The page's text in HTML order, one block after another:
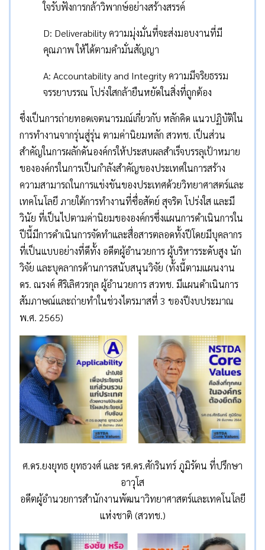
ใจรับฟังการกล้าวิพากษ์อย่างสร้างสรรค์
D: Deliverability ความมุ่งมั่นที่จะส่งมอบงานที่มี
คุณภาพ ให้ได้ตามคำมั่นสัญญา
A: Accountability and Integrity ความมีจริยธรรม
จรรยาบรรณ โปร่งใสกล้ายืนหยัดในสิ่งที่ถูกต้อง
ซึ่งเป็นการถ่ายทอดเจตนารมณ์เกี่ยวกับ หลักคิด แนวปฏิบัติใน
การทำงานจากรุ่นสู่รุ่น ตามค่านิยมหลัก สวทช. เป็นส่วน
สำคัญในการผลักดันองค์กรให้ประสบผลสำเร็จบรรลุเป้าหมาย
ขององค์กรในการเป็นกำลังสำคัญของประเทศในการสร้าง
ความสามารถในการแข่งขันของประเทศด้วยวิทยาศาสตร์และ
เทคโนโลยี ภายใต้การทำงานที่ซื่อสัตย์ สุจริต โปร่งใส และมี
วินัย ที่เป็นไปตามค่านิยมขององค์กรซึ่งแผนการดำเนินการใน
ปีนี้มีการดำเนินการจัดทำและสื่อสารตลอดทั้งปีโดยมีบุคลากร
ที่เป็นแบบอย่างที่ดีทั้ง อดีตผู้อำนวยการ ผู้บริหารระดับสูง นัก
วิจัย และบุคลากรด้านการสนับสนุนวิจัย (ทั้งนี้ตามแผนงาน
ดร. ณรงค์ ศิริเลิศวรกุล ผู้อำนวยการ สวทช. มีแผนดำเนินการ
สัมภาษณ์และถ่ายทำในช่วงไตรมาสที่ 3 ของปีงบประมาณ
พ.ศ. 2565)
ศ.ดร.ยงยุทธ ยุทธวงศ์ และ รศ.ดร.ศักรินทร์ ภูมิรัตน ที่ปรึกษา
อาวุโส
อดีตผู้อำนวยการสำนักงานพัฒนาวิทยาศาสตร์และเทคโนโลยี
แห่งชาติ (สวทช.)